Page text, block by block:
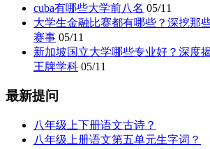
cuba有哪些大学前八名 05/11
大学生金融比赛都有哪些？深挖那
赛事 05/11
新加坡国立大学哪些专业好？深度
王牌学科 05/11
最新提问
八年级上下册语文古诗？
八年级上册语文第五单元生字词？